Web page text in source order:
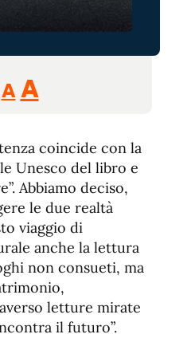
Reducir
A Restablecer
fuente
AAumentar
de
fuente.
coincide con la
Unesco del libro e
Abbiamo deciso,
le due realtà
viaggio di
anche la lettura
non consueti, ma
letture mirate
il futuro”.